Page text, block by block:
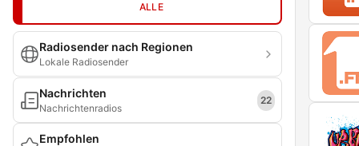
ALLE
Radiosender nach Regionen
Lokale Radiosender
Nachrichten
Nachrichtenradios
22
Empfohlen